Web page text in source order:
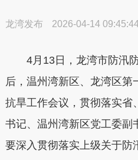
龙湾发布 2026-04-14
4月13日，龙湾市防汛
后，温州湾新区、龙湾区第
抗旱工作会议，贯彻落实省
书记、温州湾新区党工委副
要深入贯彻落实上级关于防